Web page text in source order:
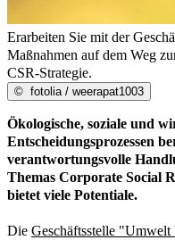
Erarbeiten Sie mit der
Maßnahmen auf dem Weg
CSR-Strategie.
© fotolia / weerapat1003
Ökologische, soziale und
Entscheidungsprozessen
verantwortungsvolle
Themas Corporate Social
bietet viele Potentiale.
Die Geschäftsstelle "Umwelt